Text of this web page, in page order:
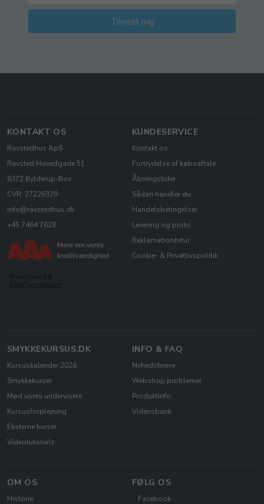
Tilmeld mig
KONTAKT OS
Ravstedhus ApS
Ravsted Hovedgade 51
6372 Bylderup-Bov
CVR: 27226329
info@ravstedhus.dk
+45 7464 7628
KUNDESERVICE
Kontakt os
Fortrydelse af købsaftale
Åbningstider
Sådan handler du
Handelsbetingelser
Levering og porto
Reklamation/retur
Cookie- & Privatlivspolitik
SMYKKEKURSUS.DK
Kursuskalender 2026
Smykkekurser
Mød vores undervisere
Kursusforplejning
Eksterne kurser
Videotutorials
INFO & FAQ
Nyhedsbreve
Webshop problemer
Produktinfo
Vidensbank
OM OS
Historie
FØLG OS
Facebook